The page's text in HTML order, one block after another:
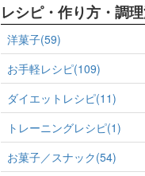
レシピ・作り方・調
洋菓子(59)
お手軽レシピ(109)
ダイエットレシピ(11)
トレーニングレシピ(1)
お菓子／スナック(54)